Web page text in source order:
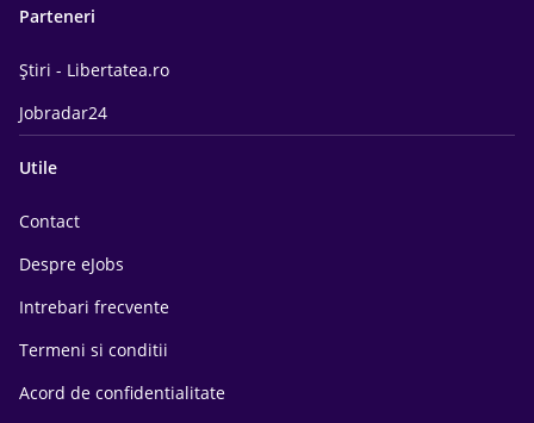
Parteneri
Știri - Libertatea.ro
Jobradar24
Utile
Contact
Despre eJobs
Intrebari frecvente
Termeni si conditii
Acord de confidentialitate